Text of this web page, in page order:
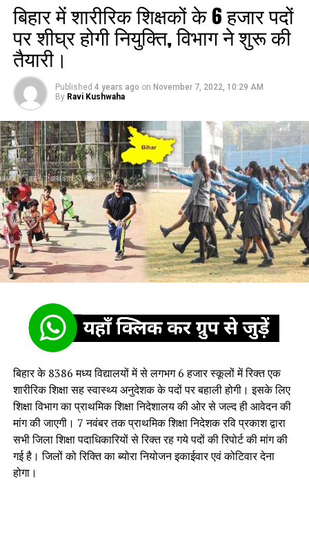
बिहार में शारीरिक शिक्षकों के 6 हजार पदों
पर शीघ्र होगी नियुक्ति, विभाग ने शुरू की
तैयारी।
Published 4 years ago on November 7, 2022, 10:29 AM
By Ravi Kushwaha
बिहार के 8386 मध्य विद्यालयों में से लगभग 6 हजार स्कूलों में रिक्त एक
शारीरिक शिक्षा सह स्वास्थ्य अनुदेशक के पदों पर बहाली होगी। इसके लिए
शिक्षा विभाग का प्राथमिक शिक्षा निदेशालय की ओर से जल्द ही आवेदन की
मांग की जाएगी। 7 नवंबर तक प्राथमिक शिक्षा निदेशक रवि प्रकाश द्वारा
सभी जिला शिक्षा पदाधिकारियों से रिक्त रह गये पदों की रिपोर्ट की मांग की
गई है। जिलों को रिक्ति का ब्योरा नियोजन इकाईवार एवं कोटिवार देना
होगा।